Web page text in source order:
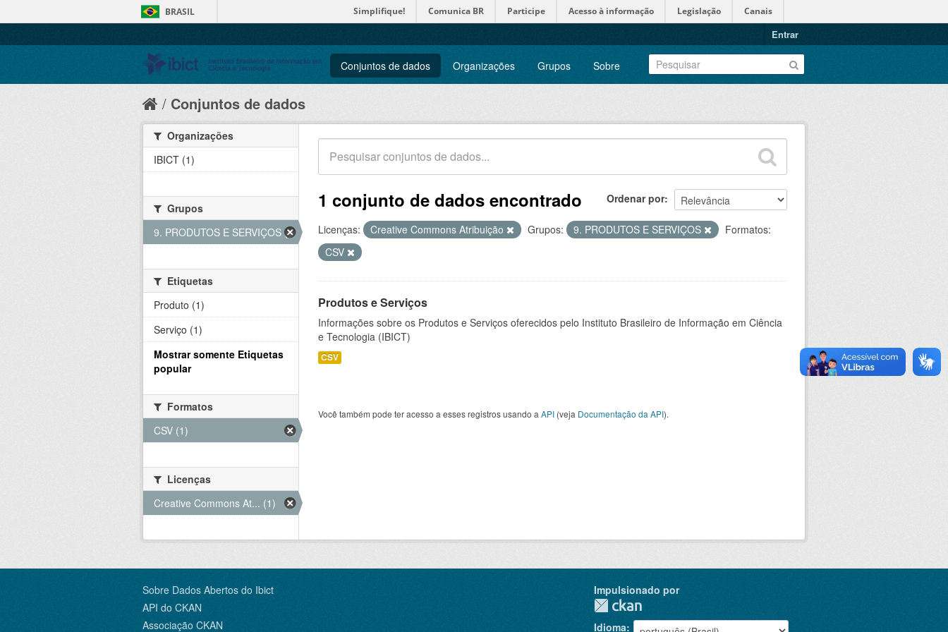
BRASIL Simplifique! Comunica BR Participe Acesso à informação Legislação Canais
Entrar
Conjuntos de dados Organizações Grupos Sobre
Conjuntos de dados
Ordenar por
1 conjunto de dados encontrado
Licenças: Creative Commons Atribuição Grupos: 9. PRODUTOS E SERVIÇOS
Formatos:
CSV
Produtos e Serviços
Informações sobre os Produtos e Serviços oferecidos pelo Instituto Brasileiro de Informação em Ciência
e Tecnologia (IBICT)
CSV
Você também pode ter acesso a esses registros usando a API (veja Documentação da API).
Organizações
IBICT (1)
Grupos
9. PRODUTOS E SERVIÇOS (1)
Etiquetas
Produto (1)
Serviço (1)
Mostrar somente Etiquetas
popular
Formatos
CSV (1)
Licenças
Creative Commons At... (1)
Sobre Dados Abertos do Ibict
API do CKAN
Associação CKAN
Impulsionado por
Idioma